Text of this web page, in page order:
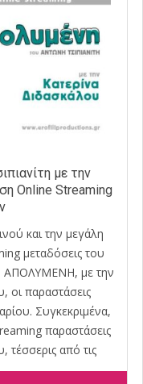
με την
Online Streaming
και την μεγάλη
μεταδόσεις του
ΑΠΟΛΥΜΕΝΗ, με την
οι παραστάσεις
Συγκεκριμένα,
παραστάσεις
τέσσερις από τις